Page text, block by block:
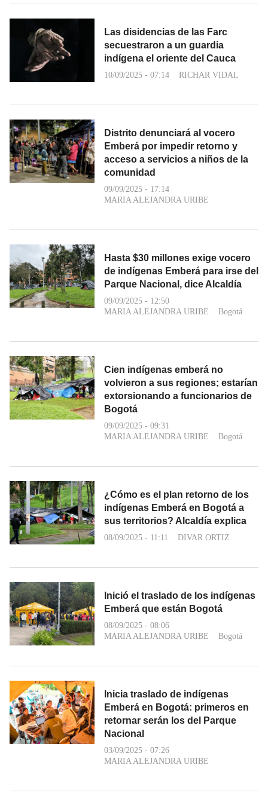
Las disidencias de las Farc
secuestraron a un guardia
indígena el oriente del Cauca
10/09/2025 - 07:14 RICHAR VIDAL
Distrito denunciará al vocero
Emberá por impedir retorno y
acceso a servicios a niños de la
comunidad
09/09/2025 - 17:14
MARIA ALEJANDRA URIBE
Hasta $30 millones exige vocero
de indígenas Emberá para irse del
Parque Nacional, dice Alcaldía
09/09/2025 - 12:50
MARIA ALEJANDRA URIBE
Bogotá
Cien indígenas emberá no
volvieron a sus regiones; estarían
extorsionando a funcionarios de
Bogotá
09/09/2025 - 09:31
MARIA ALEJANDRA URIBE
Bogotá
¿Cómo es el plan retorno de los
indígenas Emberá en Bogotá a
sus territorios? Alcaldía explica
08/09/2025 - 11:11 DIVAR ORTIZ
Inició el traslado de los indígenas
Emberá que están Bogotá
08/09/2025 - 08:06
MARIA ALEJANDRA URIBE
Bogotá
Inicia traslado de indígenas
Emberá en Bogotá: primeros en
retornar serán los del Parque
Nacional
03/09/2025 - 07:26
MARIA ALEJANDRA URIBE